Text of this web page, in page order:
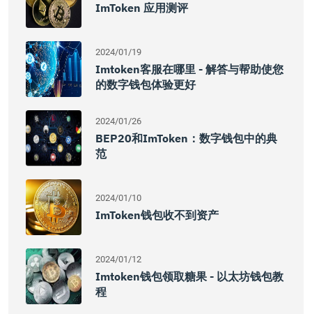
ImToken 应用测评
2024/01/19
Imtoken客服在哪里 - 解答与帮助使您
的数字钱包体验更好
2024/01/26
BEP20和ImToken：数字钱包中的典
范
2024/01/10
ImToken钱包收不到资产
2024/01/12
Imtoken钱包领取糖果 - 以太坊钱包教
程